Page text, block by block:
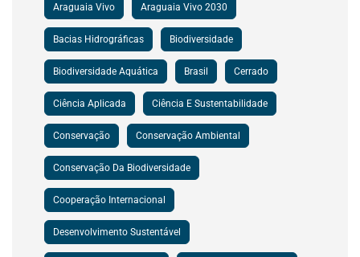
Araguaia Vivo Araguaia Vivo 2030
Bacias Hidrográficas Biodiversidade
Biodiversidade Aquática Brasil Cerrado
Ciência Aplicada Ciência E Sustentabilidade
Conservação Conservação Ambiental
Conservação Da Biodiversidade
Cooperação Internacional
Desenvolvimento Sustentável